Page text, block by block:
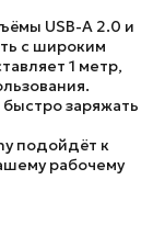
USB-A 2.0 и
с широким
1 метр,
заряжать
подойдёт к
рабочему